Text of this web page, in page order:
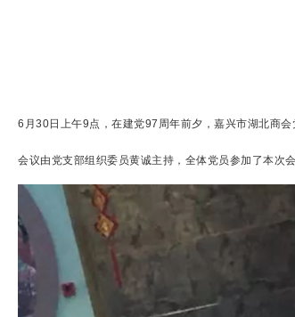
6 月30日上午9点，在建党97周年前夕，嘉兴市湖北商
会议由党支部组织委员黄诚主持，全体党员参加了本次会